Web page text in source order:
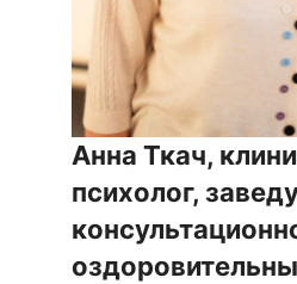
Анна Ткач,
психолог,